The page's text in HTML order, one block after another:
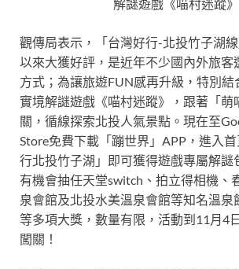
解謎遊戲《喵村迷蹤》
觀傳局表示，「台灣好行-北投竹子湖
以來大獲好評，是近年不少國內外旅客
方式；為讓旅遊FUN感再升級，特別結
實境解謎遊戲《喵村迷蹤》，跟著「萌
關，循線探索北投人氣景點。現在至
Store免費下載「蹦世界」APP，進入
行北投竹子湖」即可獲得遊戲專屬解謎
有機會抽任天堂switch、拍立得相機、
泉會館及北投水美溫泉會館等知名溫泉
等多項大獎，數量有限，活動到11月4
闖關！